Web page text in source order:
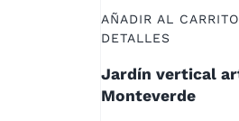
AÑADIR AL CARRITO
DETALLES
Jardín vertical
Monteverde